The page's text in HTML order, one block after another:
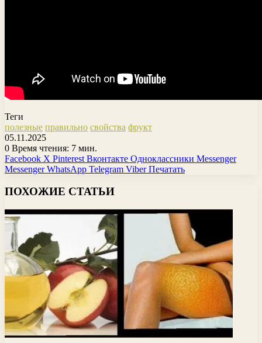
Теги
полезные правильно свойства фрукт
05.11.2025
0 Время чтения: 7 мин.
Facebook X Pinterest Вконтакте Одноклассники Messenger
Messenger WhatsApp Telegram Viber Печатать
ПОХОЖИЕ СТАТЬИ